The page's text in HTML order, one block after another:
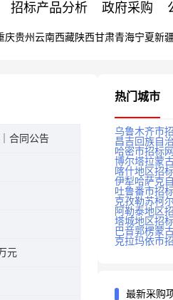
招标产品分析 政府采购
庆贵州 云南西藏陕西甘肃青海宁夏新
合同公告
元
热门城市
乌鲁木齐市
昌吉回族自
哈密市招标网
博尔塔拉蒙
喀什地区招
伊犁哈萨克
吐鲁番市招
克孜勒苏柯
阿勒泰地区
塔城地区招
巴音郭楞蒙
克拉玛依市
最新采购